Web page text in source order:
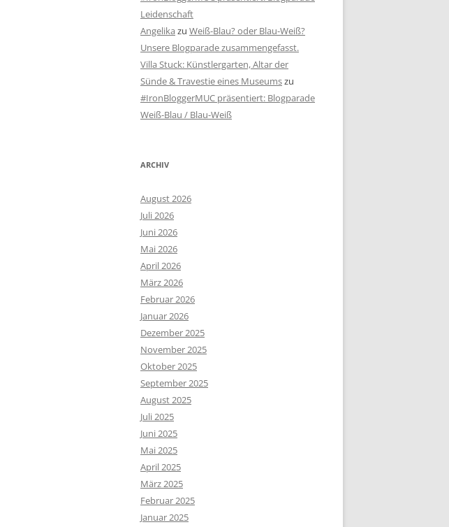
Leidenschaft
Angelika zu Weiß-Blau? oder Blau-Weiß?
Unsere Blogparade zusammengefasst.
Villa Stuck: Künstlergarten, Altar der
Sünde & Travestie eines Museumszu
#IronBloggerMUC präsentiert: Blogparade
Weiß-Blau / Blau-Weiß
ARCHIV
August 2026
Juli 2026
Juni 2026
Mai 2026
April 2026
März 2026
Februar 2026
Januar 2026
Dezember 2025
November 2025
Oktober 2025
September 2025
August 2025
Juli 2025
Juni 2025
Mai 2025
April 2025
März 2025
Februar 2025
Januar 2025